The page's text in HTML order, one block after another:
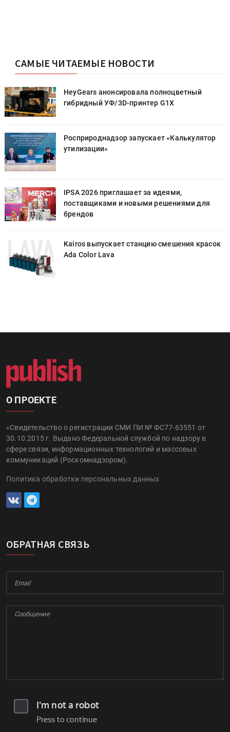
САМЫЕ ЧИТАЕМЫЕ НОВОСТИ
HeyGears анонсировала полноцветный
гибридный УФ/3D-принтер G1X
Росприроднадзор запускает «Калькулятор
утилизации»
IPSA 2026 приглашает за идеями,
поставщиками и новыми решениями для
брендов
Kairos выпускает станцию смешения красок
Ada Color Lava
О ПРОЕКТЕ
«Свидетельство о регистрации СМИ ПИ № ФС77-63551 от
30.10.2015 г. Выдано Федеральной службой по надзору в
сфере связи, информационных технологий и массовых
коммуникаций (Роскомнадзором).
Политика обработки персональных данных
ОБРАТНАЯ СВЯЗЬ